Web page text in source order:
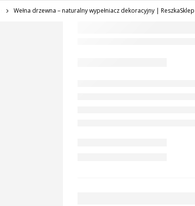
Wełna drzewna – naturalny wypełniacz dekoracyjny | ReszkaSklep